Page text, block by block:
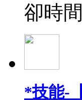
卻時
*技能-